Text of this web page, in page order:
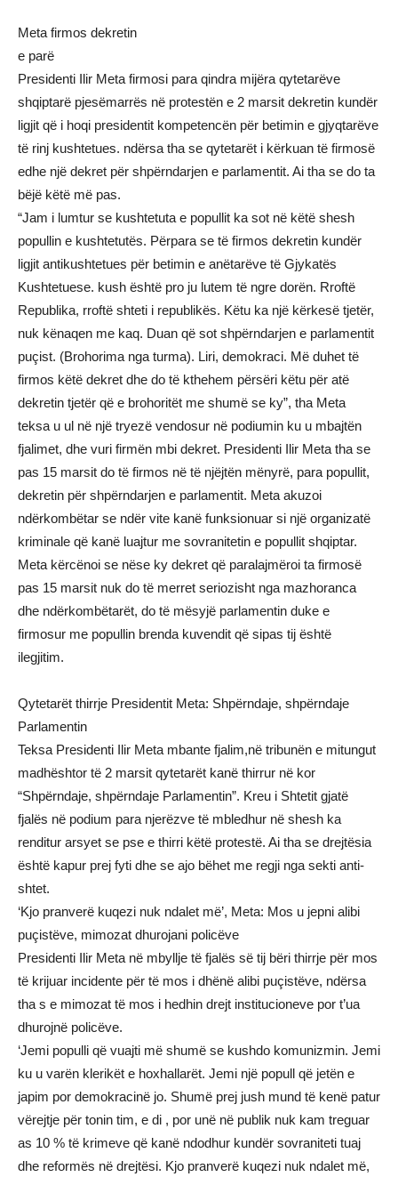
Meta firmos dekretin
e parë
Presidenti Ilir Meta firmosi para qindra mijëra qytetarëve
shqiptarë pjesëmarrës në protestën e 2 marsit dekretin kundër
ligjit që i hoqi presidentit kompetencën për betimin e gjyqtarëve
të rinj kushtetues. ndërsa tha se qytetarët i kërkuan të firmosë
edhe një dekret për shpërndarjen e parlamentit. Ai tha se do ta
bëjë këtë më pas.
“Jam i lumtur se kushtetuta e popullit ka sot në këtë shesh
popullin e kushtetutës. Përpara se të firmos dekretin kundër
ligjit antikushtetues për betimin e anëtarëve të Gjykatës
Kushtetuese. kush është pro ju lutem të ngre dorën. Rroftë
Republika, rroftë shteti i republikës. Këtu ka një kërkesë tjetër,
nuk kënaqen me kaq. Duan që sot shpërndarjen e parlamentit
puçist. (Brohorima nga turma). Liri, demokraci. Më duhet të
firmos këtë dekret dhe do të kthehem përsëri këtu për atë
dekretin tjetër që e brohoritët me shumë se ky”, tha Meta
teksa u ul në një tryezë vendosur në podiumin ku u mbajtën
fjalimet, dhe vuri firmën mbi dekret. Presidenti Ilir Meta tha se
pas 15 marsit do të firmos në të njëjtën mënyrë, para popullit,
dekretin për shpërndarjen e parlamentit. Meta akuzoi
ndërkombëtar se ndër vite kanë funksionuar si një organizatë
kriminale që kanë luajtur me sovranitetin e popullit shqiptar.
Meta kërcënoi se nëse ky dekret që paralajmëroi ta firmosë
pas 15 marsit nuk do të merret seriozisht nga mazhoranca
dhe ndërkombëtarët, do të mësyjë parlamentin duke e
firmosur me popullin brenda kuvendit që sipas tij është
ilegjitim.
Qytetarët thirrje Presidentit Meta: Shpërndaje, shpërndaje
Parlamentin
Teksa Presidenti Ilir Meta mbante fjalim,në tribunën e mitungut
madhështor të 2 marsit qytetarët kanë thirrur në kor
“Shpërndaje, shpërndaje Parlamentin”. Kreu i Shtetit gjatë
fjalës në podium para njerëzve të mbledhur në shesh ka
renditur arsyet se pse e thirri këtë protestë. Ai tha se drejtësia
është kapur prej fyti dhe se ajo bëhet me regji nga sekti anti-
shtet.
‘Kjo pranverë kuqezi nuk ndalet më’, Meta: Mos u jepni alibi
puçistëve, mimozat dhurojani policëve
Presidenti Ilir Meta në mbyllje të fjalës së tij bëri thirrje për mos
të krijuar incidente për të mos i dhënë alibi puçistëve, ndërsa
tha s e mimozat të mos i hedhin drejt institucioneve por t’ua
dhurojnë policëve.
‘Jemi populli që vuajti më shumë se kushdo komunizmin. Jemi
ku u varën klerikët e hoxhallarët. Jemi një popull që jetën e
japim por demokracinë jo. Shumë prej jush mund të kenë patur
vërejtje për tonin tim, e di , por unë në publik nuk kam treguar
as 10 % të krimeve që kanë ndodhur kundër sovraniteti tuaj
dhe reformës në drejtësi. Kjo pranverë kuqezi nuk ndalet më,